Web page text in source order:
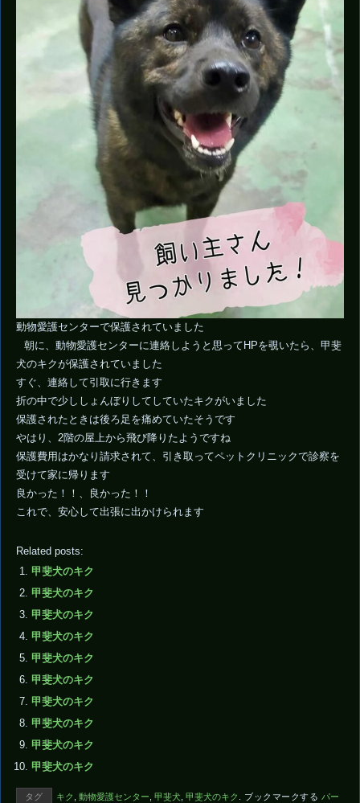
動物愛護センターで保護されていました
朝に、動物愛護センターに連絡しようと思ってHPを覗いたら、甲斐
犬のキクが保護されていました
すぐ、連絡して引取に行きます
折の中で少ししょんぼりしてしていたキクがいました
保護されたときは後ろ足を痛めていたそうです
やはり、2階の屋上から飛び降りたようですね
保護費用はかなり請求されて、引き取ってペットクリニックで診察を
受けて家に帰ります
良かった！！、良かった！！
これで、安心して出張に出かけられます
Related posts:
甲斐犬のキク
甲斐犬のキク
甲斐犬のキク
甲斐犬のキク
甲斐犬のキク
甲斐犬のキク
甲斐犬のキク
甲斐犬のキク
甲斐犬のキク
甲斐犬のキク
タグ キク 動物愛護センター 甲斐犬 甲斐犬のキク ブックマークする パー